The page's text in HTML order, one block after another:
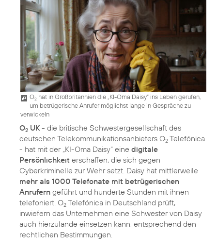
O2 hat in Großbritannien die „KI-Oma Daisy“ ins Leben gerufen,
um betrügerische Anrufer möglichst lange in Gespräche zu
verwickeln
O2 UK - die britische Schwestergesellschaft des
deutschen Telekommunikationsanbieters O2 Telefónica
- hat mit der „KI-Oma Daisy“ eine digitale
Persönlichkeit erschaffen, die sich gegen
Cyberkriminelle zur Wehr setzt. Daisy hat mittlerweile
mehr als 1000 Telefonate mit betrügerischen
Anrufern geführt und hunderte Stunden mit ihnen
telefoniert. O2 Telefónica in Deutschland prüft,
inwiefern das Unternehmen eine Schwester von Daisy
auch hierzulande einsetzen kann, entsprechend den
rechtlichen Bestimmungen.